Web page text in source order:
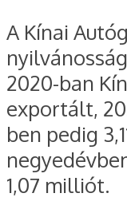
A Kínai
2020-ban
exportált,
ben pedig
1,07 milliót.